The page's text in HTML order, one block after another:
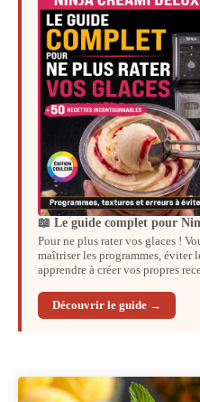
📖 Le guide complet pour
Pour ne plus rater vos glaces !
maîtriser les programmes, éviter
apprendre à créer vos propres
Découvrir le guide →